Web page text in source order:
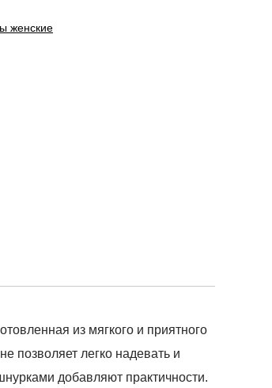
женские
из мягкого и приятного
позволяет легко надевать и
добавляют практичности.